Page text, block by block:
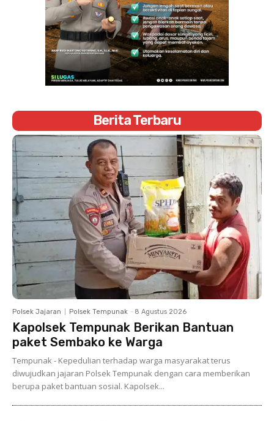
Berita Terbaru
Polsek Jajaran Polsek Tempunak - 8 Agustus 2026
Kapolsek Tempunak Berikan Bantuan
paket Sembako ke Warga
Tempunak - Kepedulian terhadap warga masyarakat terus
diwujudkan jajaran Polsek Tempunak dengan cara memberikan
berupa paket bantuan sosial. Kapolsek...